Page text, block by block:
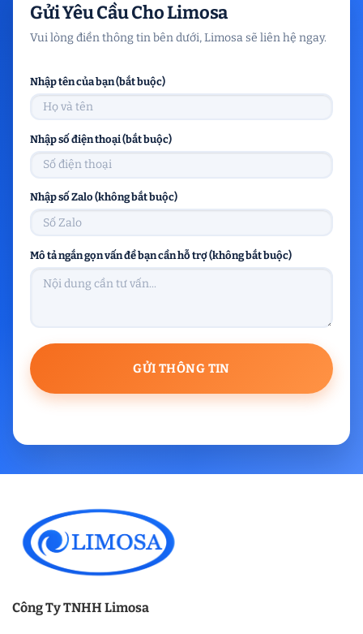
Gửi Yêu Cầu Cho Limosa
Vui lòng điền thông tin bên dưới, Limosa sẽ liên hệ ngay.
Nhập tên của bạn (bắt buộc)
Nhập số điện thoại (bắt buộc)
Nhập số Zalo (không bắt buộc)
Mô tả ngắn gọn vấn đề bạn cần hỗ trợ (không bắt buộc)
Công Ty TNHH Limosa